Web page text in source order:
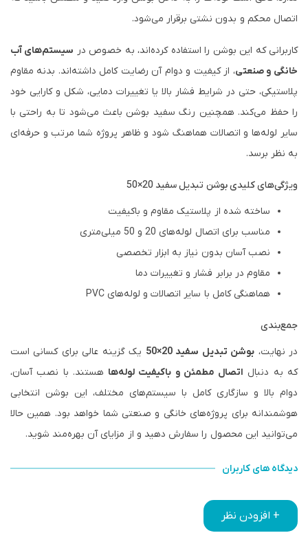
اتصال محکم و بدون نشتی برقرار می‌شود.
کاربرانی که این بوشن را استفاده کرده‌اند، به خصوص در سیستم‌های آب
خانگی و صنعتی، از کیفیت و دوام آن رضایت کامل داشته‌اند. بدنه مقاوم
پلاستیکی، حتی در شرایط فشار بالا یا تغییرات دمایی، شکل و کارایی خود
را حفظ می‌کند. همچنین رنگ سفید بوشن باعث می‌شود تا به راحتی با
سایر لوله‌ها و اتصالات هماهنگ شود و ظاهر پروژه شما مرتب و حرفه‌ای
به نظر برسد.
ویژگی‌های کلیدی بوشن تبدیل سفید 20×50
ساخته شده از پلاستیک مقاوم و باکیفیت
مناسب برای اتصال لوله‌های 20 و 50 میلی‌متری
نصب آسان بدون نیاز به ابزار تخصصی
مقاوم در برابر فشار و تغییرات دما
هماهنگی کامل با سایر اتصالات و لوله‌های PVC
جمع‌بندی
در نهایت، بوشن تبدیل سفید 20×50
یک گزینه عالی برای کسانی است
که به دنبال اتصال مطمئن و باکیفیت لوله‌ها هستند. با نصب آسان،
دوام بالا و سازگاری کامل با سیستم‌های مختلف، این بوشن انتخابی
هوشمندانه برای پروژه‌های خانگی و صنعتی شما خواهد بود. همین حالا
می‌توانید این محصول را سفارش دهید و از مزایای آن بهره‌مند شوید.
دیدگاه های کاربران
+ افزودن نظر